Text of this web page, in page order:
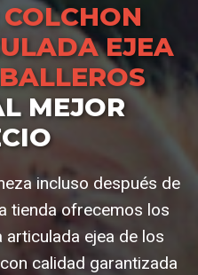
COLCHON
EJEA
MEJOR
incluso después de
tienda ofrecemos los
ejea de los
calidad garantizada